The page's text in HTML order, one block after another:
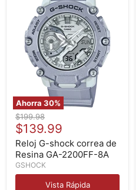
Ahorra 30%
Reloj
G-
shock
correa
de
Resina
GA-
Precio
original
$199.98
Precio
actual
$139.99
Reloj G-shock correa de
Resina GA-2200FF-8A
GSHOCK
Vista Rápida